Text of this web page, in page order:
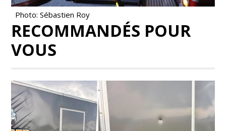
Photo: Sébastien Roy
RECOMMANDÉS POUR
VOUS